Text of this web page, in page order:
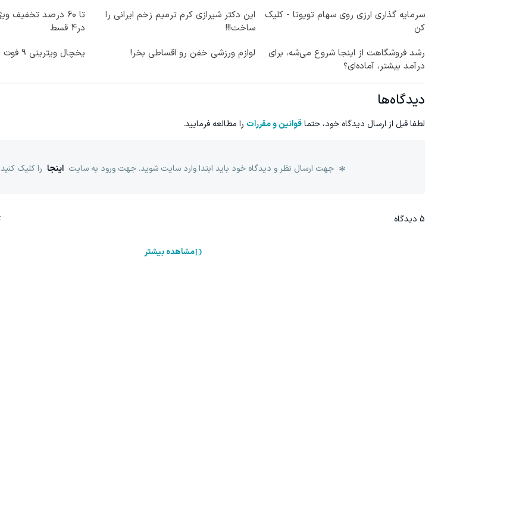
سرمایه گذاری ارزی روی سهام تویوتا - کلیک
کن
این دکتر شیرازی کرم ترمیم زخم ایرانی را
ساخت!!!
در4 قسط
رشد فروشگاهت از اینجا شروع می‌شه، برای
درآمد بیشتر، آماده‌ای؟
لوازم ورزشی خفن رو اقساطی بخر! یخچال ویترینی 9 فوت ایستکول (جدید)
دیدگاه‌ها
لطفا قبل از ارسال دیدگاه خود، حتماقوانین و مقررات را مطالعه فرمایید.
جهت ارسال نظر و دیدگاه خود باید ابتدا وارد سایت شوید. جهت ورود به سایت اینجا را کلیک کنید
5 دیدگاه
مشاهده بیشتر